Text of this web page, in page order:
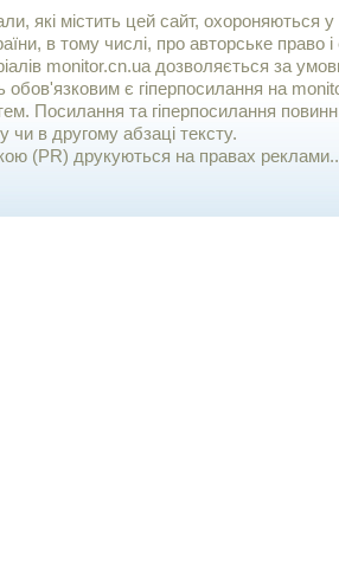
які містить цей сайт, охороняються у
в тому числі, про авторське право і
monitor.cn.ua дозволяється за
обов'язковим є гiперпосилання на
Посилання та гіперпосилання
в другому абзаці тексту.
(PR) друкуються на правах реклами..